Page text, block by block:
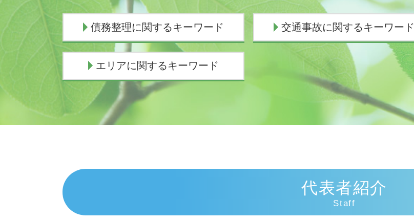
債務整理に関するキーワード
債務整理
任意整理 デメリット
債務整理とは 個人
個人再生 失敗
債務整理 デメリット
債務整理とは デメリット
交通事故に関するキーワード
人身事故 損害賠償
人身事故 慰謝料
示談交渉権
交通事故 休業補償
交通事故 示談交渉とは
追突事故 過失割合
交通事故 過失割合納得いかない
エリアに関するキーワード
相続 弁護士 沼津市
交通事故 弁護士 御殿場市
相続 弁護士 三島市
債務整理 弁護士 伊豆市
代表者紹介
Staff